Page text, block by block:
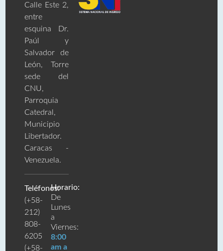
Calle Este 2,
entre
esquina Dr.
Paúl y
Salvador de
León, Torre
sede del
CNU,
Parroquia
Catedral,
Municipio
Libertador.
Caracas -
Venezuela.
Teléfonos:
(+58-
212)
808-
6205
(+58-
Horario:
De
Lunes
a
Viernes:
8:00
am a